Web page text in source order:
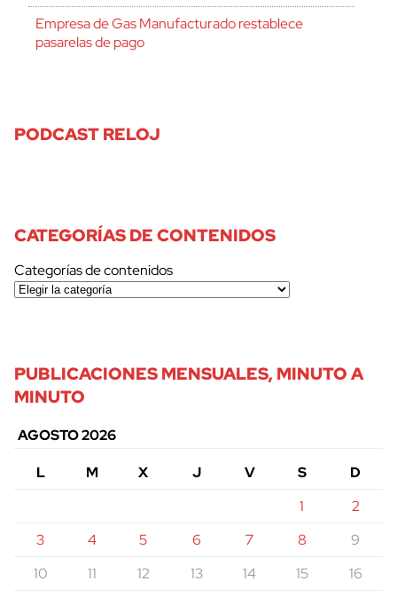
Empresa de Gas Manufacturado restablece
pasarelas de pago
PODCAST RELOJ
CATEGORÍAS DE CONTENIDOS
Categorías de contenidos
PUBLICACIONES MENSUALES, MINUTO A
MINUTO
AGOSTO 2026
L
M X J V S
D
1
2
3
4 5 6 7 8
9
10
11 12 13 14 15
16